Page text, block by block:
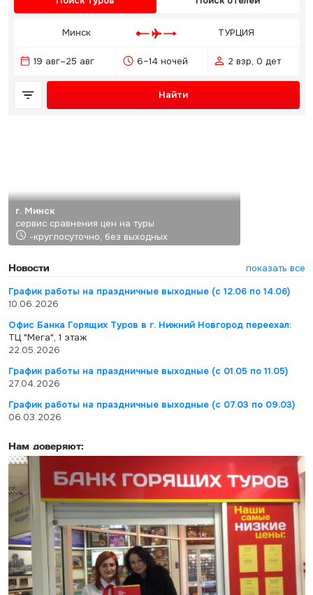
Минск ТУРЦИЯ
19 авг–25 авг 6–14 ночей 2 взр, 0 дет
Найти
г. Минск
сервис сравнения цен на туры
-круглосуточно, без выходных
Новости
показать все
График работы на праздничные выходные (с 12.06 по 14.06)
10.06.2026
Офис Банка Горящих Туров в г. Нижний Новгород переехал:
ТЦ "Мега", 1 этаж
22.05.2026
График работы на праздничные выходные (с 01.05 по 11.05)
27.04.2026
График работы на праздничные выходные (с 07.03 по 09.03)
06.03.2026
Нам доверяют: